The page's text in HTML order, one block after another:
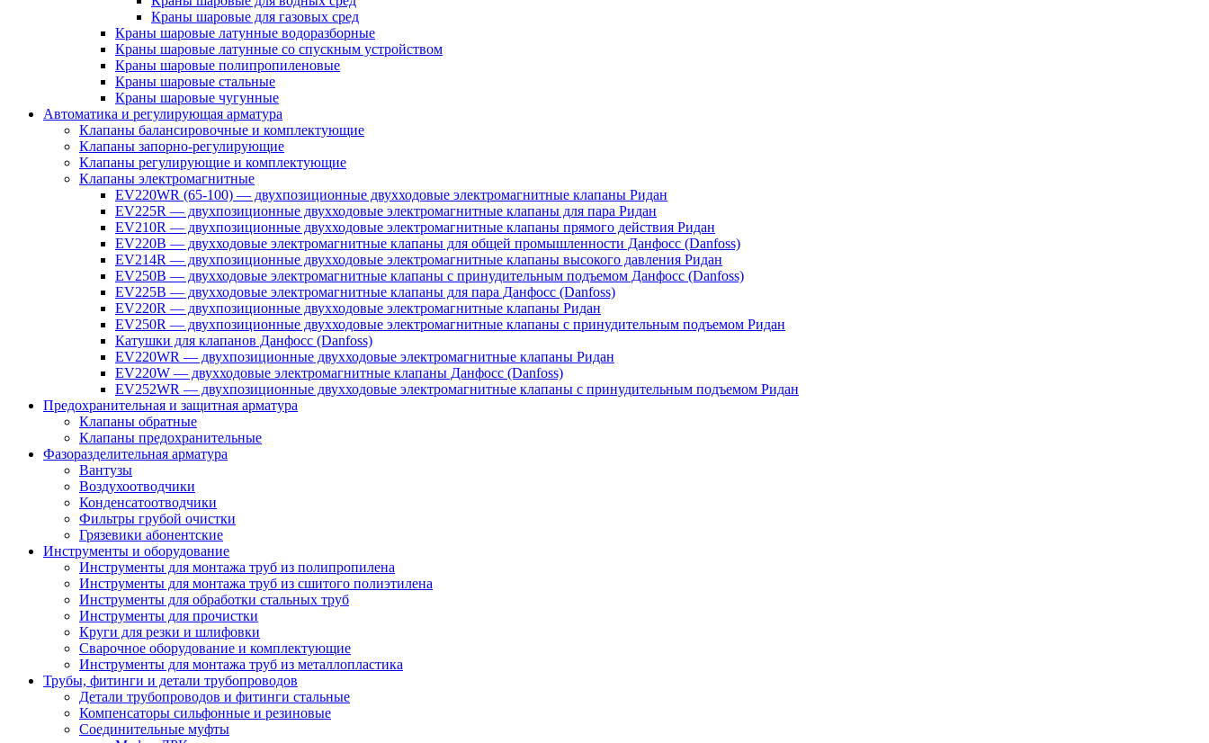
Краны шаровые для газовых сред
Краны шаровые латунные водоразборные
Краны шаровые латунные со спускным устройством
Краны шаровые полипропиленовые
Краны шаровые стальные
Краны шаровые чугунные
Автоматика и регулирующая арматура
Клапаны балансировочные и комплектующие
Клапаны запорно-регулирующие
Клапаны регулирующие и комплектующие
Клапаны электромагнитные
EV220WR (65-100) — двухпозиционные двухходовые электромагнитные клапаны Ридан
EV225R — двухпозиционные двухходовые электромагнитные клапаны для пара Ридан
EV210R — двухпозиционные двухходовые электромагнитные клапаны прямого действия Ридан
EV220B — двухходовые электромагнитные клапаны для общей промышленности Данфосс (Danfoss)
EV214R — двухпозиционные двухходовые электромагнитные клапаны высокого давления Ридан
EV250B — двухходовые электромагнитные клапаны с принудительным подъемом Данфосс (Danfoss)
EV225B — двухходовые электромагнитные клапаны для пара Данфосс (Danfoss)
EV220R — двухпозиционные двухходовые электромагнитные клапаны Ридан
EV250R — двухпозиционные двухходовые электромагнитные клапаны с принудительным подъемом Ридан
Катушки для клапанов Данфосс (Danfoss)
EV220WR — двухпозиционные двухходовые электромагнитные клапаны Ридан
EV220W — двухходовые электромагнитные клапаны Данфосс (Danfoss)
EV252WR — двухпозиционные двухходовые электромагнитные клапаны с принудительным подъемом Ридан
Предохранительная и защитная арматура
Клапаны обратные
Клапаны предохранительные
Фазоразделительная арматура
Вантузы
Воздухоотводчики
Конденсатоотводчики
Фильтры грубой очистки
Грязевики абонентские
Инструменты и оборудование
Инструменты для монтажа труб из полипропилена
Инструменты для монтажа труб из сшитого полиэтилена
Инструменты для обработки стальных труб
Инструменты для прочистки
Круги для резки и шлифовки
Сварочное оборудование и комплектующие
Инструменты для монтажа труб из металлопластика
Трубы, фитинги и детали трубопроводов
Детали трубопроводов и фитинги стальные
Компенсаторы сильфонные и резиновые
Соединительные муфты